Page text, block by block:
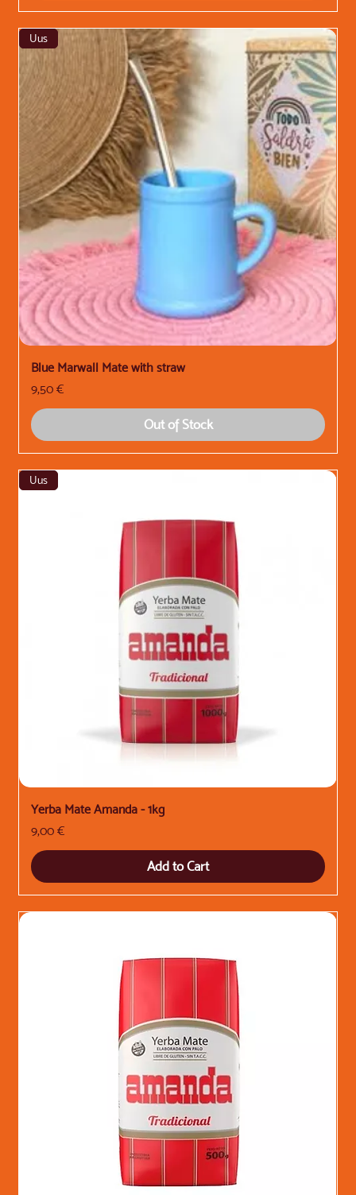
Uus
Blue Marwall Mate with straw
Price
9,50 €
Out of Stock
Uus
Yerba Mate Amanda - 1kg
Price
9,00 €
Add to Cart